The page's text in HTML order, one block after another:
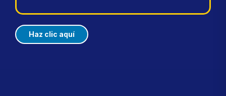
Haz clic aquí